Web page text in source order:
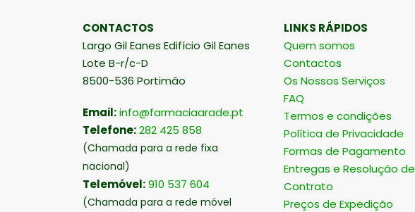
CONTACTOS
Largo Gil Eanes Edifício Gil Eanes
Lote B-r/c-D
8500-536 Portimão
Email:info@farmaciaarade.pt
Telefone:282 425 858
(Chamada para a rede fixa
nacional)
Telemóvel:910 537 604
(Chamada para a rede móvel
LINKS RÁPIDOS
Quem somos
Contactos
Os Nossos Serviços
FAQ
Termos e condições
Política de Privacidade
Formas de Pagamento
Entregas e Resolução de
Contrato
Preços de Expedição